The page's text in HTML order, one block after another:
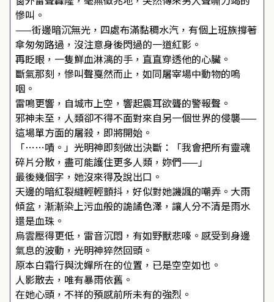
慘叫。
——街邊暗沉無光，四處布滿黏稠水汽，有個上班族撐著
傘匆匆路過，沒注意身後閃過的一道紅影。
再眨眼，一隻鮮血淋漓的手，直直穿透他的心臟。
斷氣那刻，慘叫聲戛然而止，如同屠宰場中動物的嗚
咽。
雷鳴更響，自城市上空，響起震耳欲聾的警報聲。
邪神未至，人類卻不得不面對來自另一個世界的侵襲——
這場單方面的屠殺，即將開始。
「……嘖。」光明神即刻做出決斷：「我會把所有靈魂
碎片分散，盡可能護住更多人類，妳們——」
最後幾個字，她沒來得及說出口。
天邊的暗紅裂縫輕輕顫抖，好似對她譏諷的嘲弄。大雨
傾盆，漸漸染上污血般的詭譎色澤，讓人分不清是雨水
還是血珠。
烏雲壓得更低，雷音沉悶，有如野獸悲嚎。感受到身邊
氣息的波動，光明神猝然回頭。
原本白霜行與沈嬋所在的位置，已是空空如也。
人影散去，唯有暴雨依舊。
在她心頭，不祥的預感前所未有的強烈。